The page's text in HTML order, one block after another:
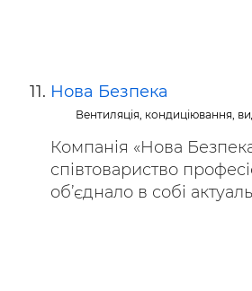
Нова Безпека
Вентиляція, кондиціювання,
Компанія «Нова
співтовариство
об’єднало в собі